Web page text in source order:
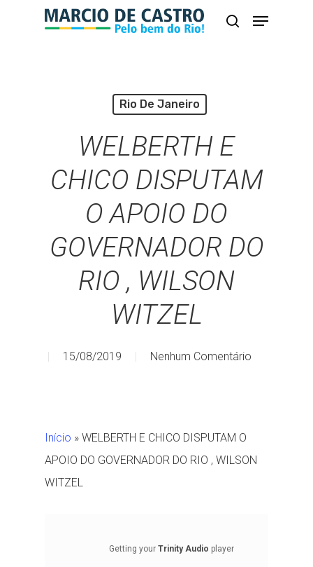
busca
Menu
Rio De Janeiro
WELBERTH E
CHICO DISPUTAM
O APOIO DO
GOVERNADOR DO
RIO , WILSON
WITZEL
15/08/2019 Nenhum Comentário
Início » WELBERTH E CHICO DISPUTAM O
APOIO DO GOVERNADOR DO RIO , WILSON
WITZEL
Getting your Trinity Audio player